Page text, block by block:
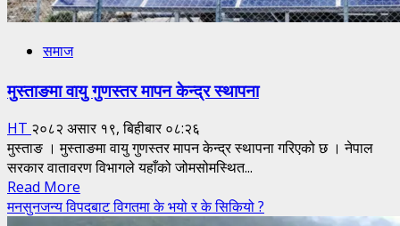
समाज
मुस्ताङमा वायु गुणस्तर मापन केन्द्र स्थापना
HT २०८२ असार १९, बिहीबार ०८:२६
मुस्ताङ । मुस्ताङमा वायु गुणस्तर मापन केन्द्र स्थापना गरिएको छ । नेपाल
सरकार वातावरण विभागले यहाँको जोमसोमस्थित...
Read More
more
मनसुनजन्य विपदबाट विगतमा के भयो र के सिकियो ?